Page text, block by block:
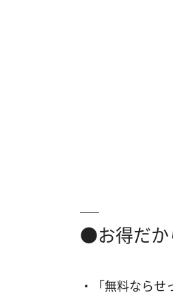
●お得だか
・「無料ならせ